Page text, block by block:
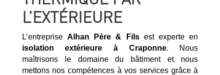
L’EXTÉRIEURE
L’entreprise Alhan Père & Filsest experte en
isolation extérieure à
Craponne. Nous
maîtrisons le domaine du bâtiment et nous
mettons nos compétences à vos services grâce à